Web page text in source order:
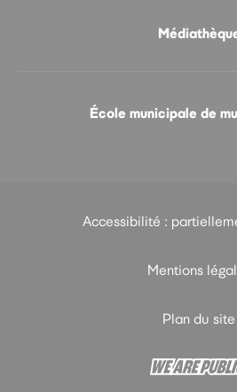
École municipale de
Accessibilité :
Mentions
Plan du site